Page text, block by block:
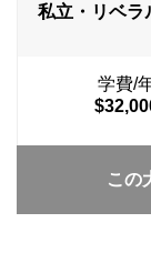
私立・リベラ
学費/
この